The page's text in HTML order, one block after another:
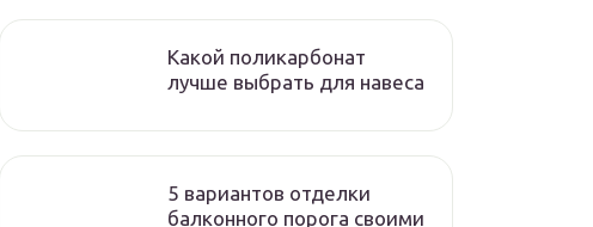
Какой поликарбонат
лучше выбрать для навеса
5 вариантов отделки
балконного порога своими